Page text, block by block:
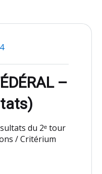
–
du 2ᵉ tour
/ Critérium